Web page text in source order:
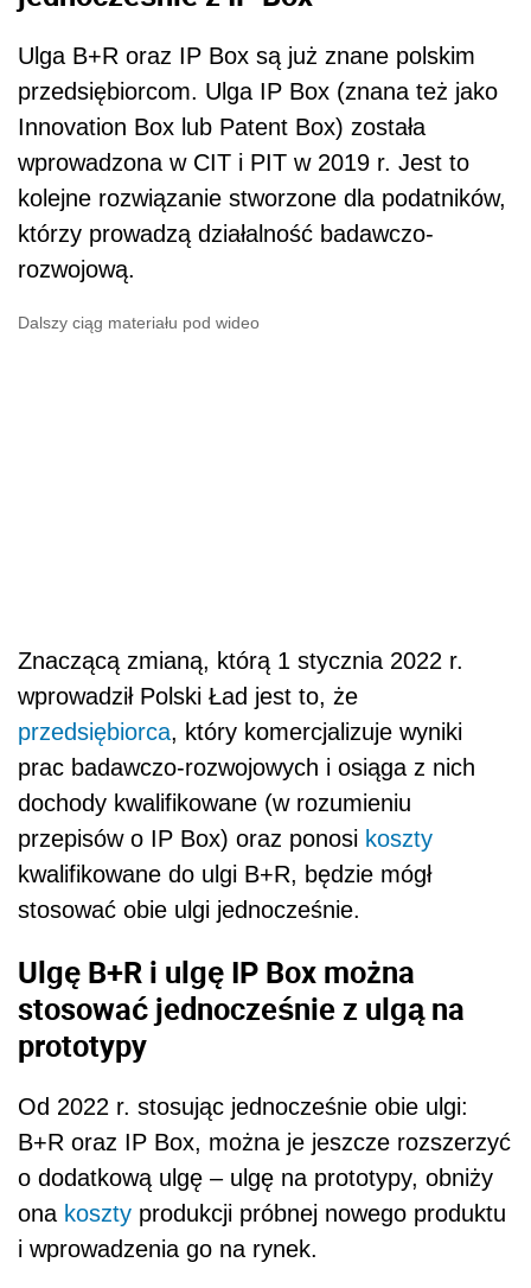
Ulga B+R oraz IP Box są już znane polskim
przedsiębiorcom. Ulga IP Box (znana też jako
Innovation Box lub Patent Box) została
wprowadzona w CIT i PIT w 2019 r. Jest to
kolejne rozwiązanie stworzone dla podatników,
którzy prowadzą działalność badawczo-
rozwojową.
Dalszy ciąg materiału pod wideo
Znaczącą zmianą, którą 1 stycznia 2022 r.
wprowadził Polski Ład jest to, że
przedsiębiorca, który komercjalizuje wyniki
prac badawczo-rozwojowych i osiąga z nich
dochody kwalifikowane (w rozumieniu
przepisów o IP Box) oraz ponosi koszty
kwalifikowane do ulgi B+R, będzie mógł
stosować obie ulgi jednocześnie.
Ulgę B+R i ulgę IP Box można
stosować jednocześnie z ulgą na
prototypy
Od 2022 r. stosując jednocześnie obie ulgi:
B+R oraz IP Box, można je jeszcze rozszerzyć
o dodatkową ulgę – ulgę na prototypy, obniży
ona koszty produkcji próbnej nowego produktu
i wprowadzenia go na rynek.